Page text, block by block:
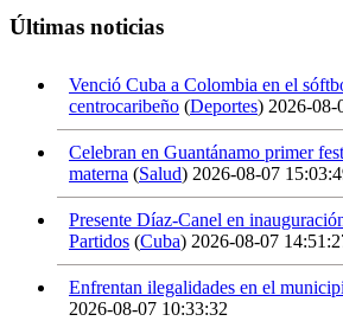
Últimas noticias
Venció Cuba a Colombia en el
centrocaribeño (Deportes) 2026-08-
Celebran en Guantánamo primer
materna (Salud) 2026-08-07
Presente Díaz-Canel en
Partidos (Cuba) 2026-08-07
Enfrentan ilegalidades en el
2026-08-07 10:33:32